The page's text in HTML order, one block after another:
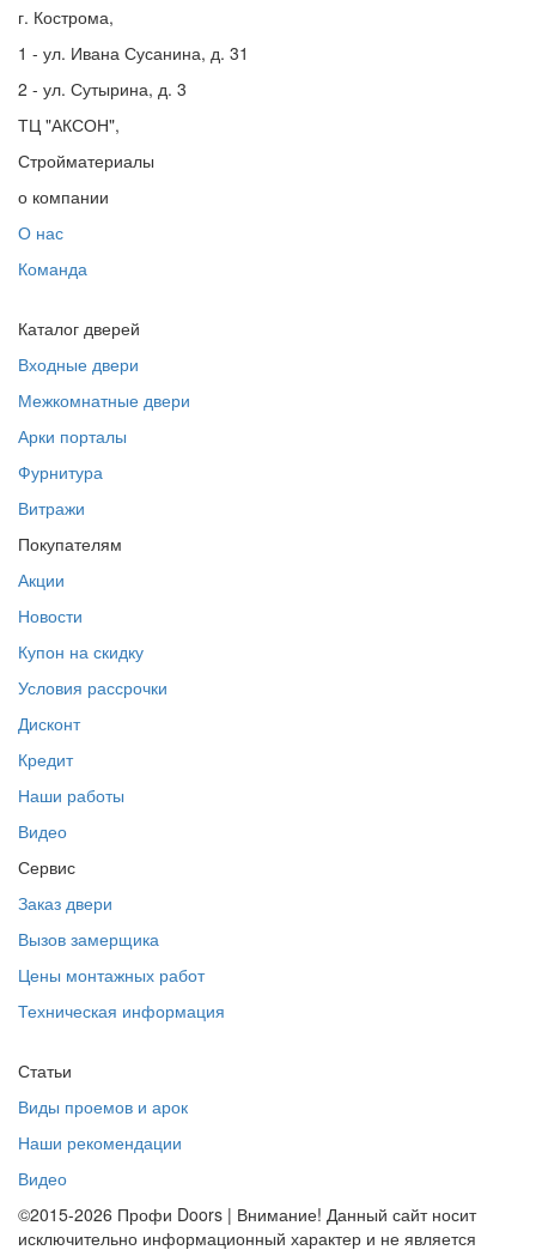
г. Кострома,
1 - ул. Ивана Сусанина, д. 31
2 - ул. Сутырина, д. 3
ТЦ "АКСОН",
Стройматериалы
о компании
О нас
Команда
Каталог дверей
Входные двери
Межкомнатные двери
Арки порталы
Фурнитура
Витражи
Покупателям
Акции
Новости
Купон на скидку
Условия рассрочки
Дисконт
Кредит
Наши работы
Видео
Сервис
Заказ двери
Вызов замерщика
Цены монтажных работ
Техническая информация
Статьи
Виды проемов и арок
Наши рекомендации
Видео
©2015-2026 Профи Doors | Внимание! Данный сайт носит
исключительно информационный характер и не является